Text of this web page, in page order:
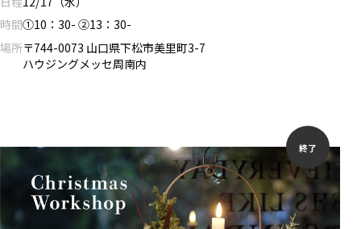
時間①10：30- ②13：30-
場所〒744-0073 山口県下松市美里町3-7
ハウジングメッセ周南内
終了